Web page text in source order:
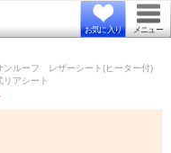
お気に入り メニュー
ンルーフ レザーシート(ヒーター付)
アシート